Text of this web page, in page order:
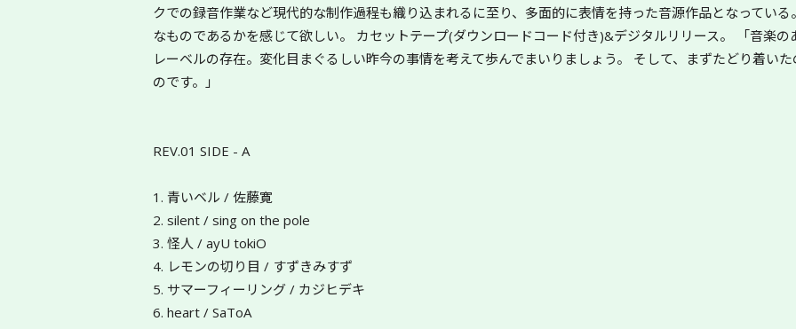
クでの録音作業など現代的な制作過程も織り込まれるに至り、多面的に表情を持った音源作品となってい
なものであるかを感じて欲しい。 カセットテープ(ダウンロードコード付き)&デジタルリリース。 「音楽
レーベルの存在。変化目まぐるしい昨今の事情を考えて歩んでまいりましょう。 そして、まずたどり着い
のです。」
REV.01 SIDE - A
1. 青いベル / 佐藤寛
2. silent / sing on the pole
3. 怪人 / ayU tokiO
4. レモンの切り目 / すずきみすず
5. サマーフィーリング / カジヒデキ
6. heart / SaToA